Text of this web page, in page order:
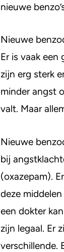
Risico’s
nieuwe
Nieuwe
Er is vaak
zijn erg sterk
minder angst
valt. Maar
Nieuwe
bij
(oxazepam).
deze
een dokter
zijn legaal. Er
verschillende.